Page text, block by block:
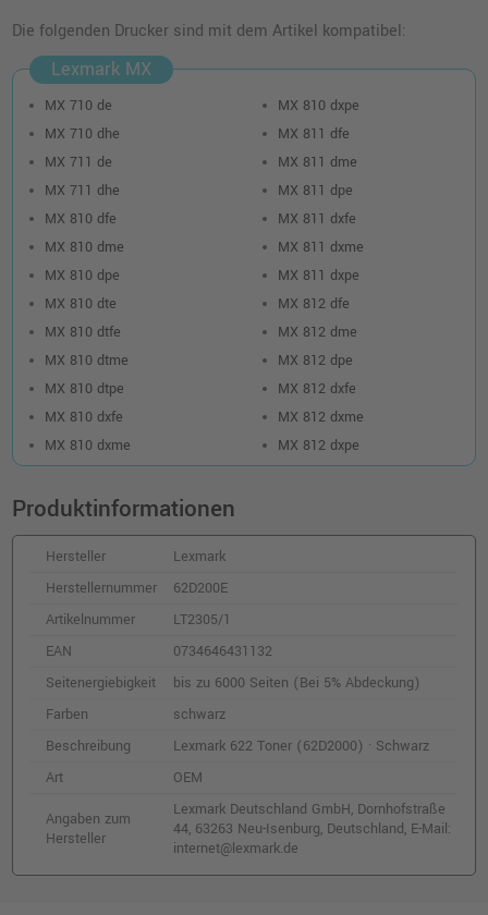
o. MwSt.363,86 €
432,99 €
inkl. MwSt.zzgl. Versand
Die folgenden Drucker sind mit dem Artikel kompatibel:
Lexmark MX
MX 710 de
MX 710 dhe
MX 711 de
MX 711 dhe
MX 810 dfe
MX 810 dme
MX 810 dpe
MX 810 dte
MX 810 dtfe
MX 810 dtme
MX 810 dtpe
MX 810 dxfe
MX 810 dxme
MX 810 dxpe
MX 811 dfe
MX 811 dme
MX 811 dpe
MX 811 dxfe
MX 811 dxme
MX 811 dxpe
MX 812 dfe
MX 812 dme
MX 812 dpe
MX 812 dxfe
MX 812 dxme
MX 812 dxpe
Produktinformationen
Hersteller
Lexmark
Herstellernummer
62D200E
Artikelnummer
LT2305/1
EAN
0734646431132
Seitenergiebigkeit
bis zu 6000 Seiten (Bei 5% Abdeckung)
Farben
schwarz
Beschreibung
Lexmark 622 Toner (62D2000) · Schwarz
Art
OEM
Angaben zum
Hersteller
Lexmark Deutschland GmbH, Dornhofstraße
44, 63263 Neu-Isenburg, Deutschland, E-Mail:
internet@lexmark.de